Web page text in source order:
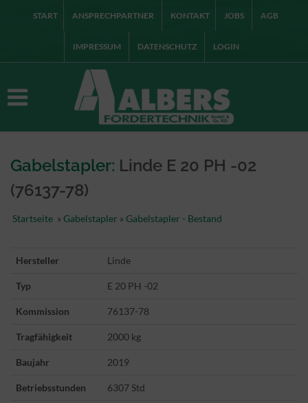
START ANSPRECHPARTNER KONTAKT JOBS AGB
IMPRESSUM DATENSCHUTZ LOGIN
Gabelstapler: Linde E 20 PH -02
(76137-78)
Startseite » Gabelstapler » Gabelstapler - Bestand
Hersteller Linde
Typ E 20 PH -02
Kommission 76137-78
Tragfähigkeit 2000 kg
Baujahr 2019
Betriebsstunden 6307 Std